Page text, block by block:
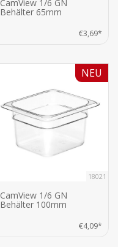
CamView 1/6 GN
Behälter 65mm
€3,69*
18021
CamView 1/6 GN
Behälter 100mm
€4,09*
NEU